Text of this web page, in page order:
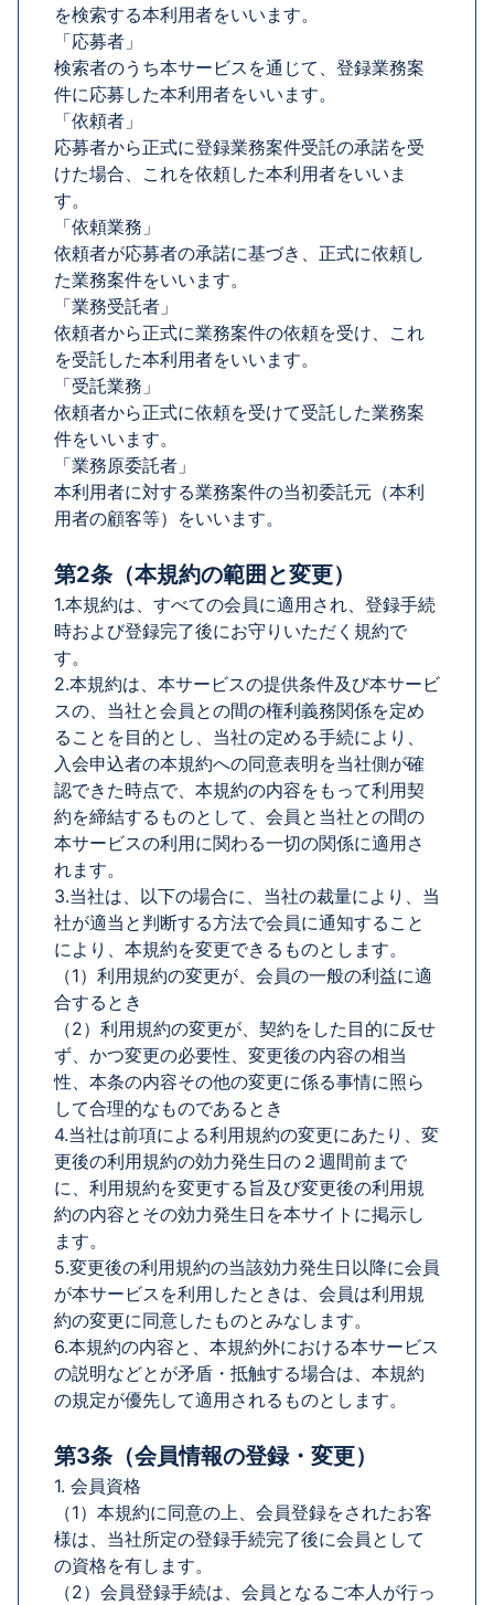
を検索する本利用者をいいます。
「応募者」
検索者のうち本サービスを通じて、登録業務案
件に応募した本利用者をいいます。
「依頼者」
応募者から正式に登録業務案件受託の承諾を受
けた場合、これを依頼した本利用者をいいま
す。
「依頼業務」
依頼者が応募者の承諾に基づき、正式に依頼し
た業務案件をいいます。
「業務受託者」
依頼者から正式に業務案件の依頼を受け、これ
を受託した本利用者をいいます。
「受託業務」
依頼者から正式に依頼を受けて受託した業務案
件をいいます。
「業務原委託者」
本利用者に対する業務案件の当初委託元（本利
用者の顧客等）をいいます。
第2条（本規約の範囲と変更）
1.本規約は、すべての会員に適用され、登録手続
時および登録完了後にお守りいただく規約で
す。
2.本規約は、本サービスの提供条件及び本サービ
スの、当社と会員との間の権利義務関係を定め
ることを目的とし、当社の定める手続により、
入会申込者の本規約への同意表明を当社側が確
認できた時点で、本規約の内容をもって利用契
約を締結するものとして、会員と当社との間の
本サービスの利用に関わる一切の関係に適用さ
れます。
3.当社は、以下の場合に、当社の裁量により、当
社が適当と判断する方法で会員に通知すること
により、本規約を変更できるものとします。
（1）利用規約の変更が、会員の一般の利益に適
合するとき
（2）利用規約の変更が、契約をした目的に反せ
ず、かつ変更の必要性、変更後の内容の相当
性、本条の内容その他の変更に係る事情に照ら
して合理的なものであるとき
4.当社は前項による利用規約の変更にあたり、変
更後の利用規約の効力発生日の２週間前まで
に、利用規約を変更する旨及び変更後の利用規
約の内容とその効力発生日を本サイトに掲示し
ます。
5.変更後の利用規約の当該効力発生日以降に会員
が本サービスを利用したときは、会員は利用規
約の変更に同意したものとみなします。
6.本規約の内容と、本規約外における本サービス
の説明などとが矛盾・抵触する場合は、本規約
の規定が優先して適用されるものとします。
第3条（会員情報の登録・変更）
1. 会員資格
（1）本規約に同意の上、会員登録をされたお客
様は、当社所定の登録手続完了後に会員として
の資格を有します。
（2）会員登録手続は、会員となるご本人が行っ